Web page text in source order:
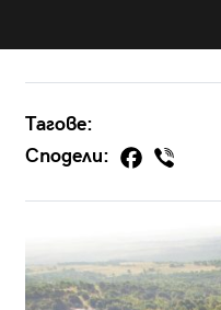
Тагове:
Сподели: